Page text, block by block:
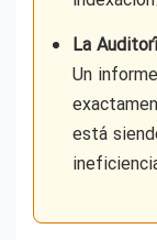
La
Un
está